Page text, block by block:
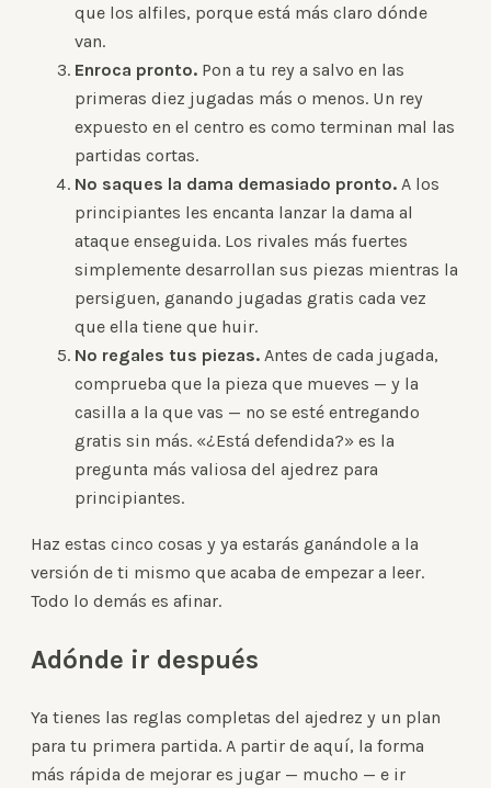
que los alfiles, porque está más claro dónde
van.
Enroca pronto. Pon a tu rey a salvo en las
primeras diez jugadas más o menos. Un rey
expuesto en el centro es como terminan mal las
partidas cortas.
No saques la dama demasiado pronto. A los
principiantes les encanta lanzar la dama al
ataque enseguida. Los rivales más fuertes
simplemente desarrollan sus piezas mientras la
persiguen, ganando jugadas gratis cada vez
que ella tiene que huir.
No regales tus piezas. Antes de cada jugada,
comprueba que la pieza que mueves — y la
casilla a la que vas — no se esté entregando
gratis sin más. «¿Está defendida?» es la
pregunta más valiosa del ajedrez para
principiantes.
Haz estas cinco cosas y ya estarás ganándole a la
versión de ti mismo que acaba de empezar a leer.
Todo lo demás es afinar.
Adónde ir después
Ya tienes las reglas completas del ajedrez y un plan
para tu primera partida. A partir de aquí, la forma
más rápida de mejorar es jugar — mucho — e ir